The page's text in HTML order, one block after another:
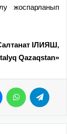
жоспарланып
ІЛИЯШ,
Qazaqstan»